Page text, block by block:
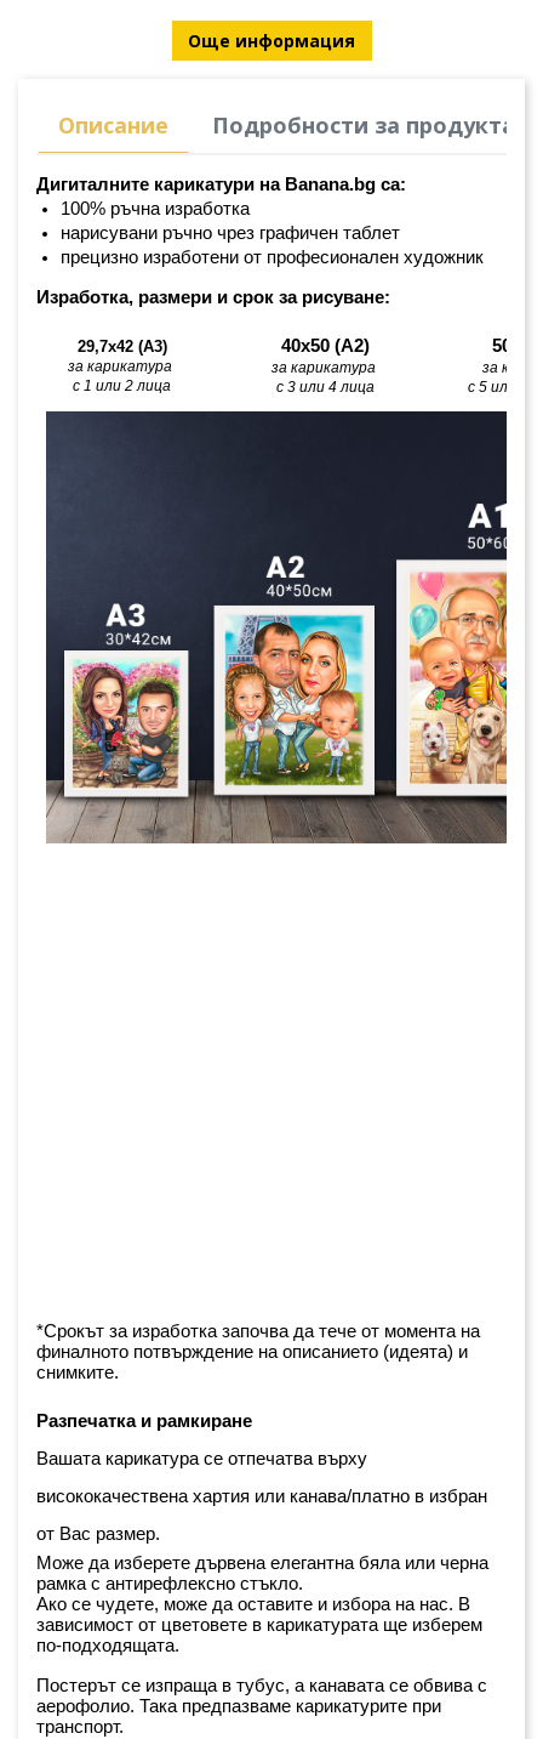
Още информация
Описание Подробности за продукта
Дигиталните карикатури на Banana.bg са:
100% ръчна изработка
нарисувани ръчно чрез графичен таблет
прецизно изработени от професионален художник
Изработка, размери и срок за рисуване:
29,7x42 (A3)
за карикатура
с 1 или 2 лица
40х50 (А2)
за карикатура
с 3 или 4 лица
за
с 5 или
*Срокът за изработка започва да тече от момента на
финалното потвърждение на описанието (идеята) и
снимките.
Разпечатка и рамкиране
Вашата карикатура се отпечатва върху
висококачествена хартия или канава/платно в избран
от Вас размер.
Може да изберете дървена елегантна бяла или черна
рамка с антирефлексно стъкло.
Ако се чудете, може да оставите и избора на нас. В
зависимост от цветовете в карикатурата ще изберем
по-подходящата.
Постерът се изпраща в тубус, а канавата се обвива с
аерофолио. Така предпазваме карикатурите при
транспорт.